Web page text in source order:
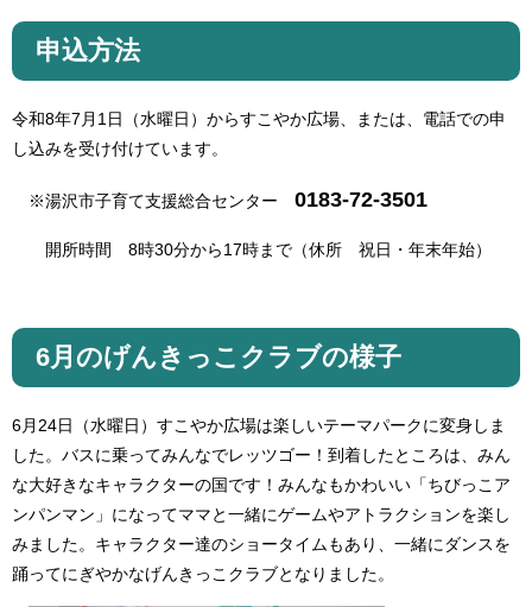
申込方法
令和8年7月1日（水曜日）からすこやか広場、または、電話での申
し込みを受け付けています。
※湯沢市子育て支援総合センター 0183-72-3501
開所時間 8時30分から17時まで（休所 祝日・年末年始）
6月のげんきっこクラブの様子
6月24日（水曜日）すこやか広場は楽しいテーマパークに変身しま
した。バスに乗ってみんなでレッツゴー！到着したところは、みん
な大好きなキャラクターの国です！みんなもかわいい「ちびっこア
ンパンマン」になってママと一緒にゲームやアトラクションを楽し
みました。キャラクター達のショータイムもあり、一緒にダンスを
踊ってにぎやかなげんきっこクラブとなりました。